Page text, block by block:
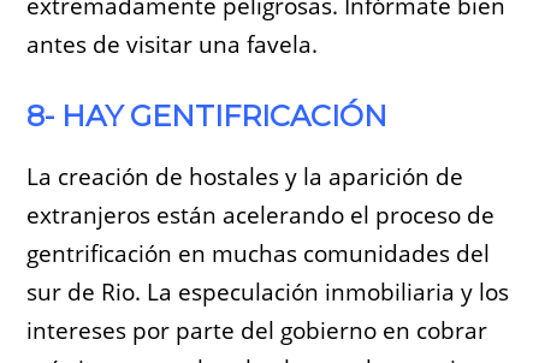
extremadamente peligrosas. Infórmate bien
antes de visitar una favela.
8- HAY GENTIFRICACIÓN
La creación de hostales y la aparición de
extranjeros están acelerando el proceso de
gentrificación en muchas comunidades del
sur de Rio. La especulación inmobiliaria y los
intereses por parte del gobierno en cobrar